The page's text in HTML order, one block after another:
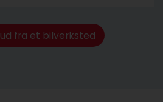
fra et bilverksted